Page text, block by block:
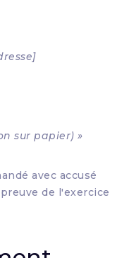
sur papier) »
avec accusé
de l'exercice